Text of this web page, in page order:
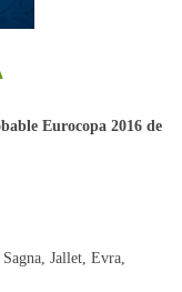
Eurocopa 2016 de
Jallet, Evra,